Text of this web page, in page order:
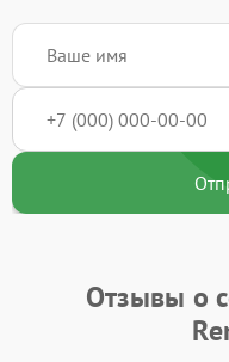
Отзывы о